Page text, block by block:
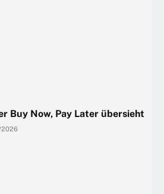
Buy Now, Pay Later übersieht